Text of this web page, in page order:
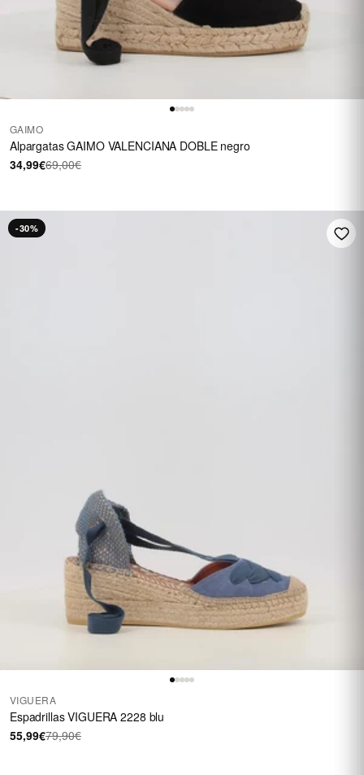
GAIMO
Alpargatas GAIMO VALENCIANA DOBLE negro
34,99€69,00€
-30%
VIGUERA
Espadrillas VIGUERA 2228 blu
55,99€79,90€